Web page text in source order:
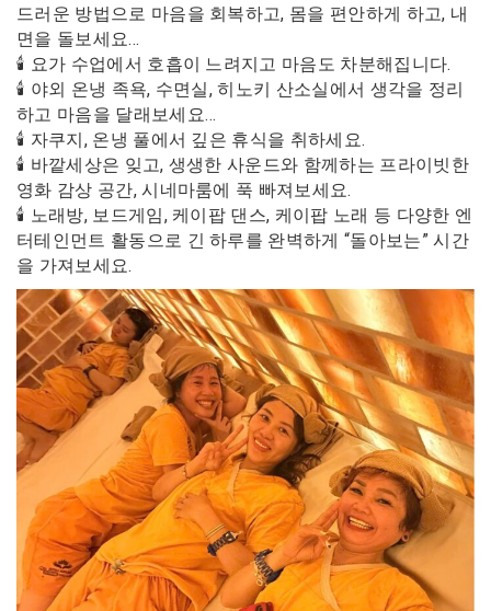
드러운 방법으로 마음을 회복하고, 몸을 편안하게 하고, 내
면을 돌보세요…
🕯 요가 수업에서 호흡이 느려지고 마음도 차분해집니다.
🕯 야외 온냉 족욕, 수면실, 히노키 산소실에서 생각을 정리
하고 마음을 달래보세요…
🕯 자쿠지, 온냉 풀에서 깊은 휴식을 취하세요.
🕯 바깥세상은 잊고, 생생한 사운드와 함께하는 프라이빗한
영화 감상 공간, 시네마룸에 푹 빠져보세요.
🕯 노래방, 보드게임, 케이팝 댄스, 케이팝 노래 등 다양한 엔
터테인먼트 활동으로 긴 하루를 완벽하게 “돌아보는” 시간
을 가져보세요.